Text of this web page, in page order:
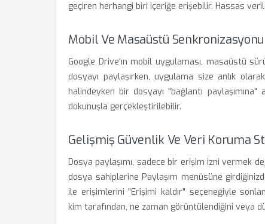
geçiren herhangi biri içeriğe erişebilir. Hassas
Mobil Ve Masaüstü Senkronizasyonu
Google Drive'ın mobil uygulaması, masaüstü
dosyayı paylaşırken, uygulama size anlık
halindeyken bir dosyayı "bağlantı
dokunuşla gerçekleştirilebilir.
Gelişmiş Güvenlik Ve Veri Koruma
Dosya paylaşımı, sadece bir erişim izni vermek
dosya sahiplerine Paylaşım menüsüne
ile erişimlerini "Erişimi kaldır" seçeneğiyle
kim tarafından, ne zaman görüntülendiğini veya